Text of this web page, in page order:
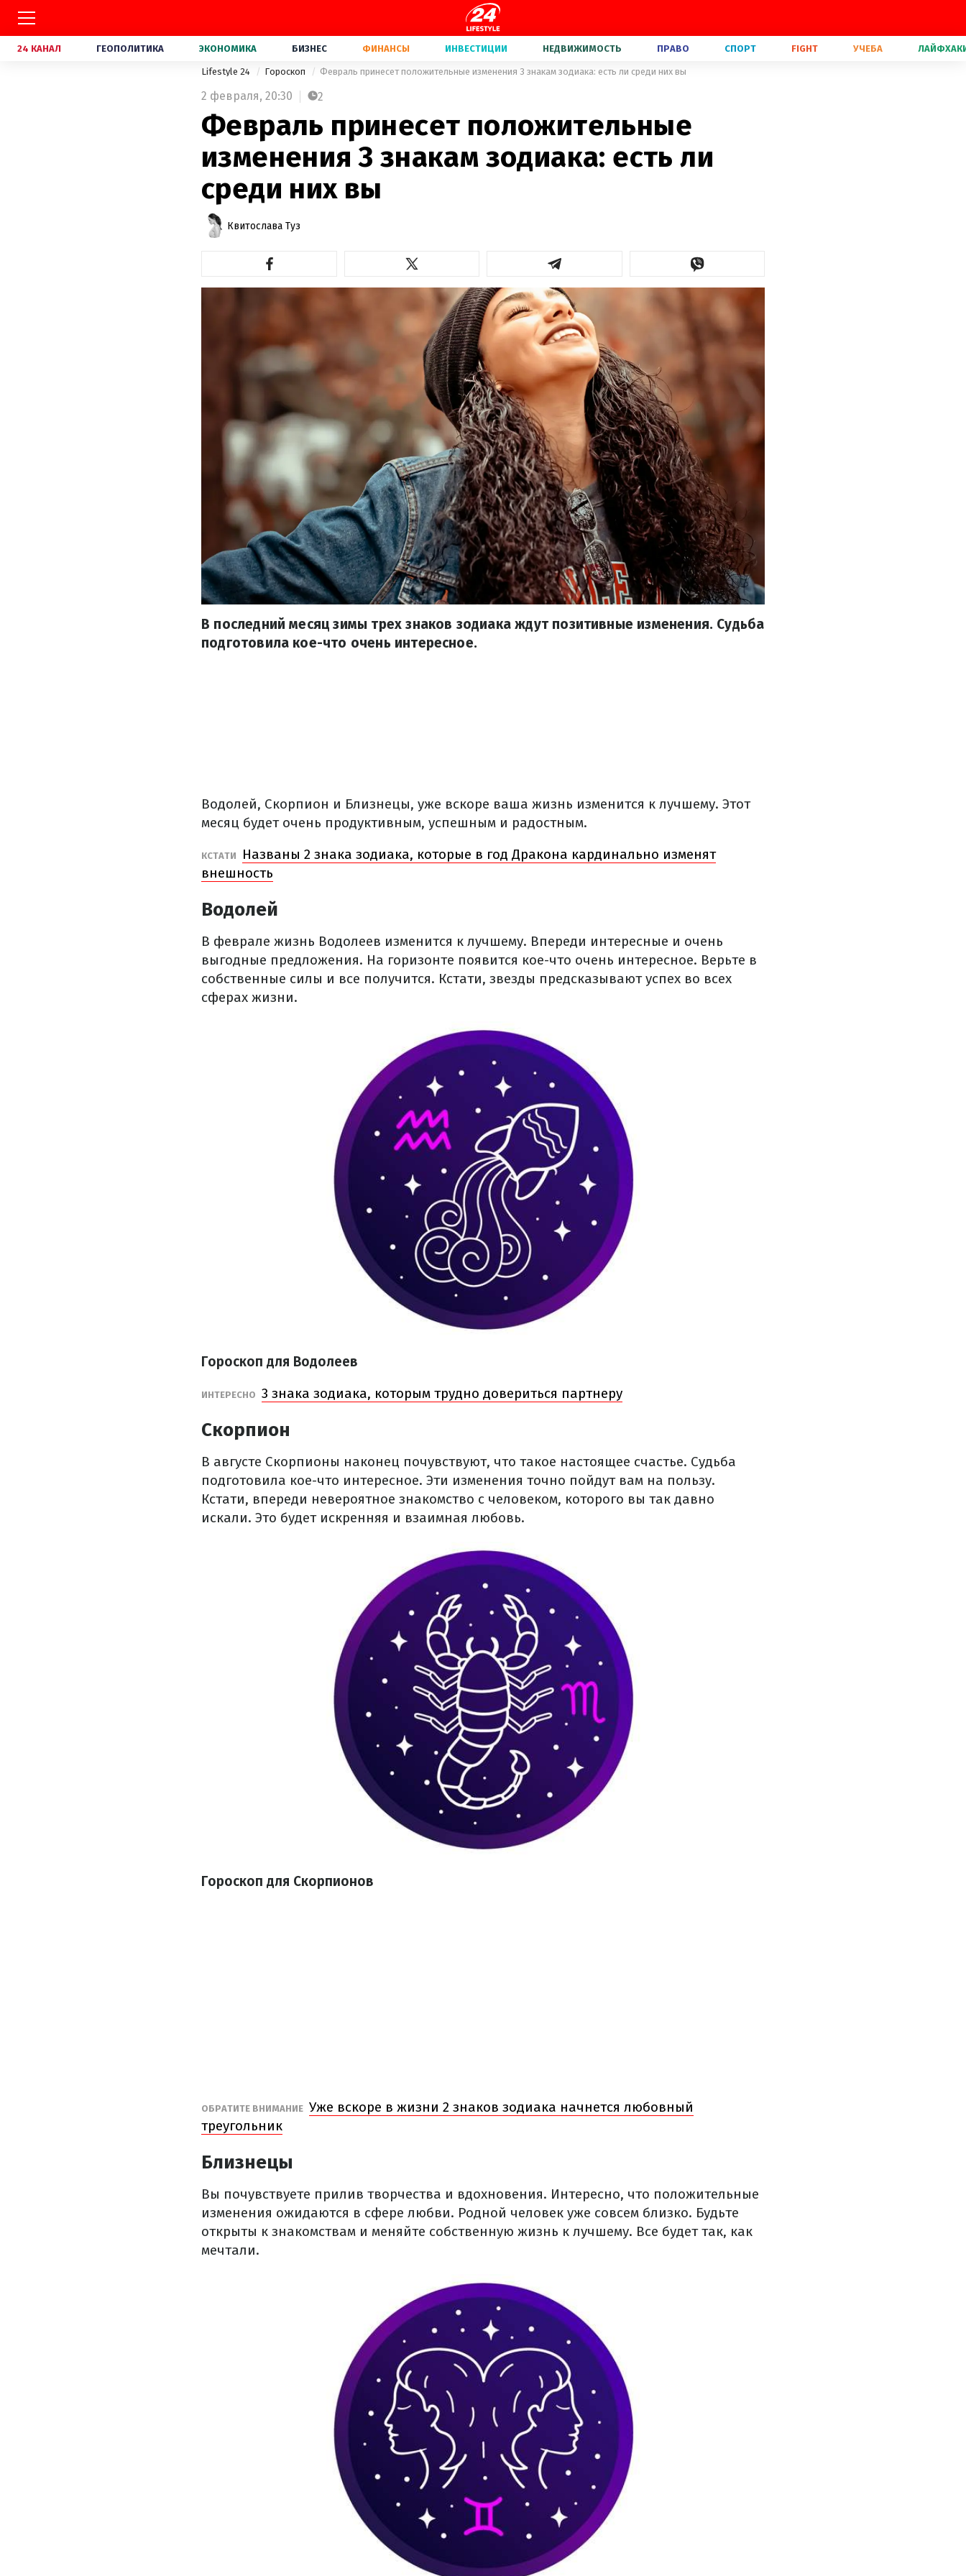
24 КАНАЛ ГЕОПОЛИТИКА ЭКОНОМИКА БИЗНЕС ФИНАНСЫ ИНВЕСТИЦИИ НЕДВИЖИМОСТЬ ПРАВО СПОРТ FIGHT УЧЕБА
Lifestyle 24 Гороскоп Февраль принесет положительные изменения 3 знакам зодиака: есть ли среди них вы
2 февраля, 20:30 2
Февраль принесет положительные
изменения 3 знакам зодиака: есть ли
среди них вы
Квитослава Туз
В последний месяц зимы трех знаков зодиака ждут позитивные изменения. Судьба
подготовила кое-что очень интересное.
Водолей, Скорпион и Близнецы, уже вскоре ваша жизнь изменится к лучшему. Этот
месяц будет очень продуктивным, успешным и радостным.
КСТАТИ
Названы 2 знака зодиака, которые в год Дракона кардинально изменят
внешность
Водолей
В феврале жизнь Водолеев изменится к лучшему. Впереди интересные и очень
выгодные предложения. На горизонте появится кое-что очень интересное. Верьте в
собственные силы и все получится. Кстати, звезды предсказывают успех во всех
сферах жизни.
Гороскоп для Водолеев
ИНТЕРЕСНО 3 знака зодиака, которым трудно довериться партнеру
Скорпион
В августе Скорпионы наконец почувствуют, что такое настоящее счастье. Судьба
подготовила кое-что интересное. Эти изменения точно пойдут вам на пользу.
Кстати, впереди невероятное знакомство с человеком, которого вы так давно
искали. Это будет искренняя и взаимная любовь.
Гороскоп для Скорпионов
ОБРАТИТЕ ВНИМАНИЕ Уже вскоре в жизни 2 знаков зодиака начнется любовный
треугольник
Близнецы
Вы почувствуете прилив творчества и вдохновения. Интересно, что положительные
изменения ожидаются в сфере любви. Родной человек уже совсем близко. Будьте
открыты к знакомствам и меняйте собственную жизнь к лучшему. Все будет так, как
мечтали.